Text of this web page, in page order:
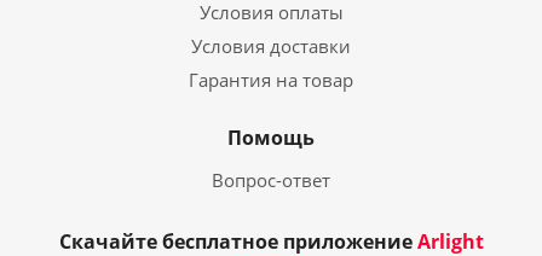
Условия оплаты
Условия доставки
Гарантия на товар
Помощь
Вопрос-ответ
Скачайте бесплатное приложениеArlight